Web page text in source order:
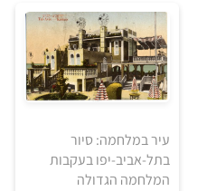
₪
5
₪
למידע ולרכישה
עיר במלחמה: סיור
בתל-אביב-יפו בעקבות
המלחמה הגדולה